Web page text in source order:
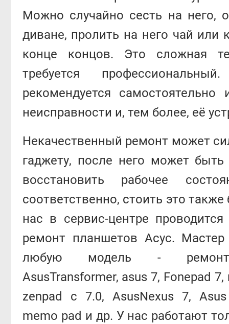
Можно случайно сесть на него,
диване, пролить на него чай или
конце концов. Это сложная
требуется
рекомендуется самостоятельно
неисправности и, тем более, её
Некачественный ремонт может
гаджету, после него может
восстановить рабочее
соответственно, стоить это
нас в сервис-центре
ремонт планшетов Асус. Мастер
любую модель - ремонт
AsusTransformer, asus 7, Fonepad 7,
zenpad c 7.0, AsusNexus 7, Asus
memo pad и др. У нас работают